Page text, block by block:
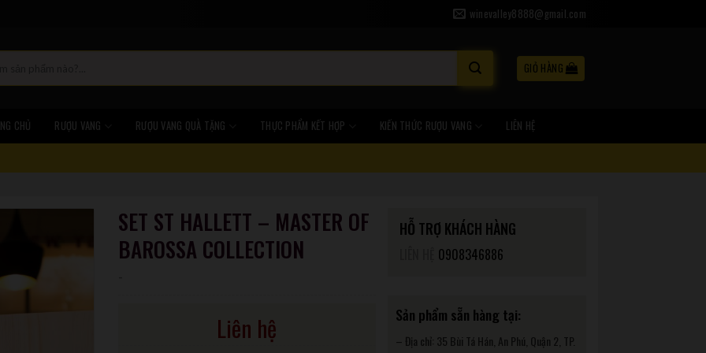
winevalley8888@gmail.com
GIỎ HÀNG
CHỦ RƯỢU VANG RƯỢU VANG QUÀ TẶNG THỰC PHẨM KẾT HỢP KIẾN THỨC RƯỢU VANG LIÊN HỆ
SET ST HALLETT – MASTER OF
BAROSSA COLLECTION
Liên hệ
HỖ TRỢ KHÁCH HÀNG
0908346886
Sản phẩm sẵn hàng tại:
– Địa chỉ: 35 Bùi Tá Hán, An Phú, Quận 2, TP.